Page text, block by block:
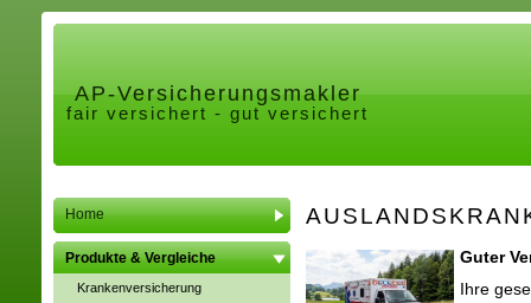
AP-Ver­sicherungs­makler
fair versichert - gut versichert
Home
Produkte & Vergleiche
Kranken­ver­si­che­rung
Guter
Ihre